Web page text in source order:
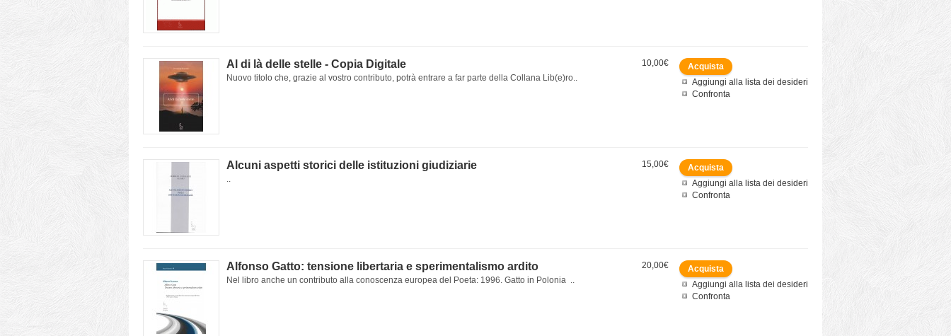
Aggiungi alla lista dei desideri
Confronta
10,00€
Al di là delle stelle - Copia Digitale
Nuovo titolo che, grazie al vostro contributo, potrà entrare a far parte della Collana Lib(e)ro..
Aggiungi alla lista dei desideri
Confronta
15,00€
Alcuni aspetti storici delle istituzioni giudiziarie
..
Aggiungi alla lista dei desideri
Confronta
20,00€
Alfonso Gatto: tensione libertaria e sperimentalismo ardito
Nel libro anche un contributo alla conoscenza europea del Poeta: 1996. Gatto in Polonia ..